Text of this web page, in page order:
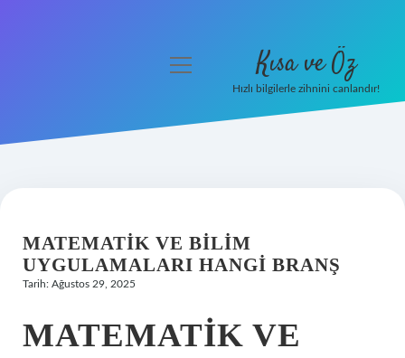
Hakkımızda
menüyü
Kısa ve Öz
Hızlı bilgilerle zihnini canlandır!
MATEMATIK VE BILIM
UYGULAMALARI HANGI BRANŞ
Tarih: Ağustos 29, 2025
MATEMATIK VE